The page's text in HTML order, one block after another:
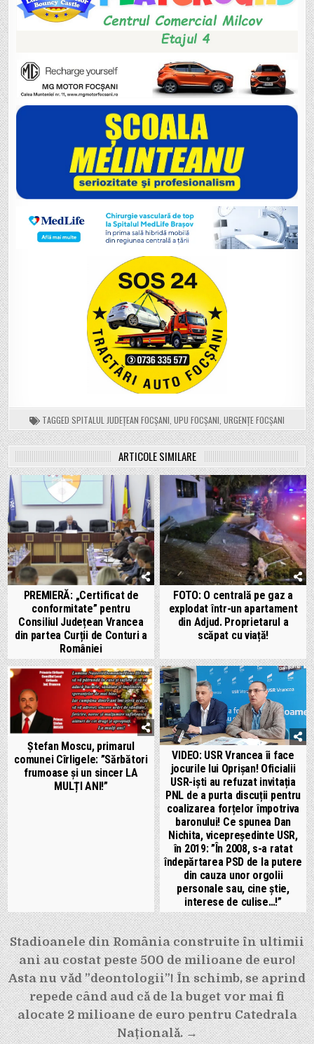
TAGGED SPITALUL JUDEȚEAN FOCȘANI UPU FOCȘANI URGENȚE FOCȘANI
ARTICOLE SIMILARE
PREMIERĂ: „Certificat de
conformitate” pentru
Consiliul Județean Vrancea
din partea Curții de Conturi a
României
FOTO: O centrală pe gaz a
explodat într-un apartament
din Adjud. Proprietarul a
scăpat cu viață!
Ștefan Moscu, primarul
comunei Cîrligele: ”Sărbători
frumoase și un sincer LA
MULȚI ANI!”
VIDEO: USR Vrancea îi face
jocurile lui Oprișan! Oficialii
USR-iști au refuzat invitația
PNL de a purta discuții pentru
coalizarea forțelor împotriva
baronului! Ce spunea Dan
Nichita, vicepreședinte USR,
în 2019: ”În 2008, s-a ratat
îndepărtarea PSD de la putere
din cauza unor orgolii
personale sau, cine știe,
interese de culise…!”
Navigare
în
articole
Stadioanele din România construite în ultimii
ani au costat peste 500 de milioane de euro!
Asta nu văd ”deontologii”! În schimb, se aprind
repede când aud că de la buget vor mai fi
alocate 2 milioane de euro pentru Catedrala
Națională. →